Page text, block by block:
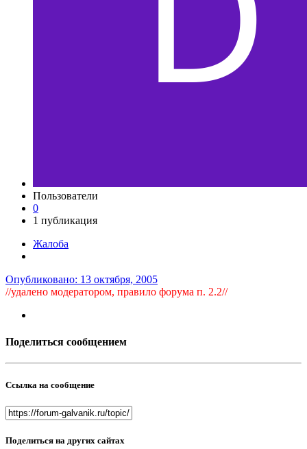
Пользователи
0
1 публикация
Жалоба
Опубликовано: 13 октября, 2005
//удалено модератором, правило форума п. 2.2//
Поделиться сообщением
Ссылка на сообщение
Поделиться на других сайтах